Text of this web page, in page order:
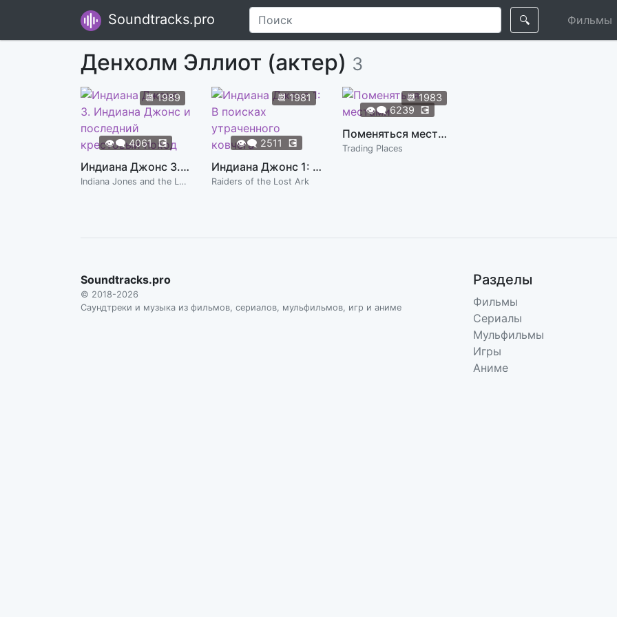
Soundtracks.pro 🔍 Фильмы
Денхолм Эллиот (актер) 3
📆1989
👁️‍🗨️4061 💽
Индиана Джонс 3. Индиана Джонс и последний крестовый поход
Indiana Jones and the Last Crusade
📆1981
👁️‍🗨️ 2511 💽
Индиана Джонс 1: В поисках утраченного ковчега
Raiders of the Lost Ark
📆1983
👁️‍🗨️6239 💽
Поменяться местами
Trading Places
Soundtracks.pro
© 2018-2026
Саундтреки и музыка из фильмов, сериалов, мульфильмов, игр и аниме
Разделы
Фильмы
Сериалы
Мульфильмы
Игры
Аниме